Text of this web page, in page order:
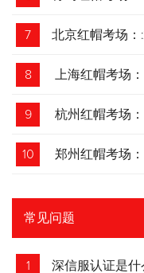
7 北京红帽考场：
8 上海红帽考场
9 杭州红帽考场
10 郑州红帽考场
常见问题
1 深信服认证是什